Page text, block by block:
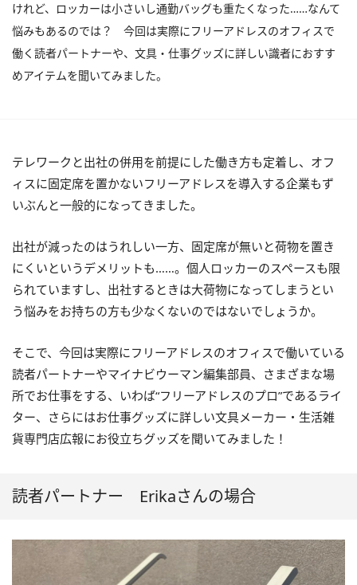
けれど、ロッカーは小さいし通勤バッグも重たくなった……なんて
悩みもあるのでは？ 今回は実際にフリーアドレスのオフィスで
働く読者パートナーや、文具・仕事グッズに詳しい識者におすす
めアイテムを聞いてみました。
テレワークと出社の併用を前提にした働き方も定着し、オフ
ィスに固定席を置かないフリーアドレスを導入する企業もず
いぶんと一般的になってきました。
出社が減ったのはうれしい一方、固定席が無いと荷物を置き
にくいというデメリットも……。個人ロッカーのスペースも限
られていますし、出社するときは大荷物になってしまうとい
う悩みをお持ちの方も少なくないのではないでしょうか。
そこで、今回は実際にフリーアドレスのオフィスで働いている
読者パートナーやマイナビウーマン編集部員、さまざまな場
所でお仕事をする、いわば“フリーアドレスのプロ”であるライ
ター、さらにはお仕事グッズに詳しい文具メーカー・生活雑
貨専門店広報にお役立ちグッズを聞いてみました！
読者パートナー Erikaさんの場合